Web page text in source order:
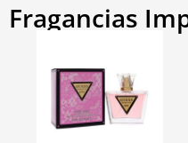
Fragancias